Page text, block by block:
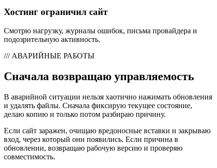
Хостинг ограничил сайт
Смотрю нагрузку, журналы ошибок, письма провайдера и
подозрительную активность.
/// АВАРИЙНЫЕ РАБОТЫ
Сначала возвращаю управляемость
В аварийной ситуации нельзя хаотично нажимать обновления
и удалять файлы. Сначала фиксирую текущее состояние,
делаю копию и только потом разбираю причину.
Если сайт заражен, очищаю вредоносные вставки и закрываю
вход, через который они появились. Если причина в
обновлении, возвращаю рабочую версию и проверяю
совместимость.